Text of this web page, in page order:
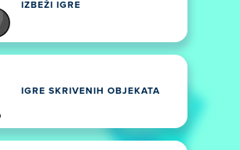
IZBEŽI IGRE
IGRE SKRIVENIH OBJEKATA